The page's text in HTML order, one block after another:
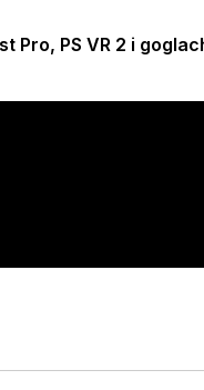
Pro, PS VR 2 i